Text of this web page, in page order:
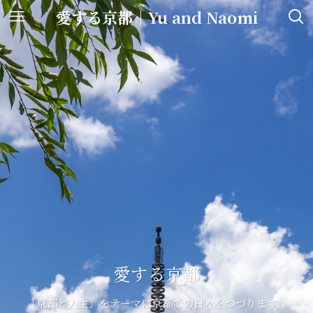
愛する京都｜Yu and Naomi
愛する京都
「京都と人生」をテーマに京都での日々をつづります。
愛する京都
「京都と人生」をテーマに京都での日々をつづります。
愛する京都
「京都と人生」をテーマに京都での日々をつづります。